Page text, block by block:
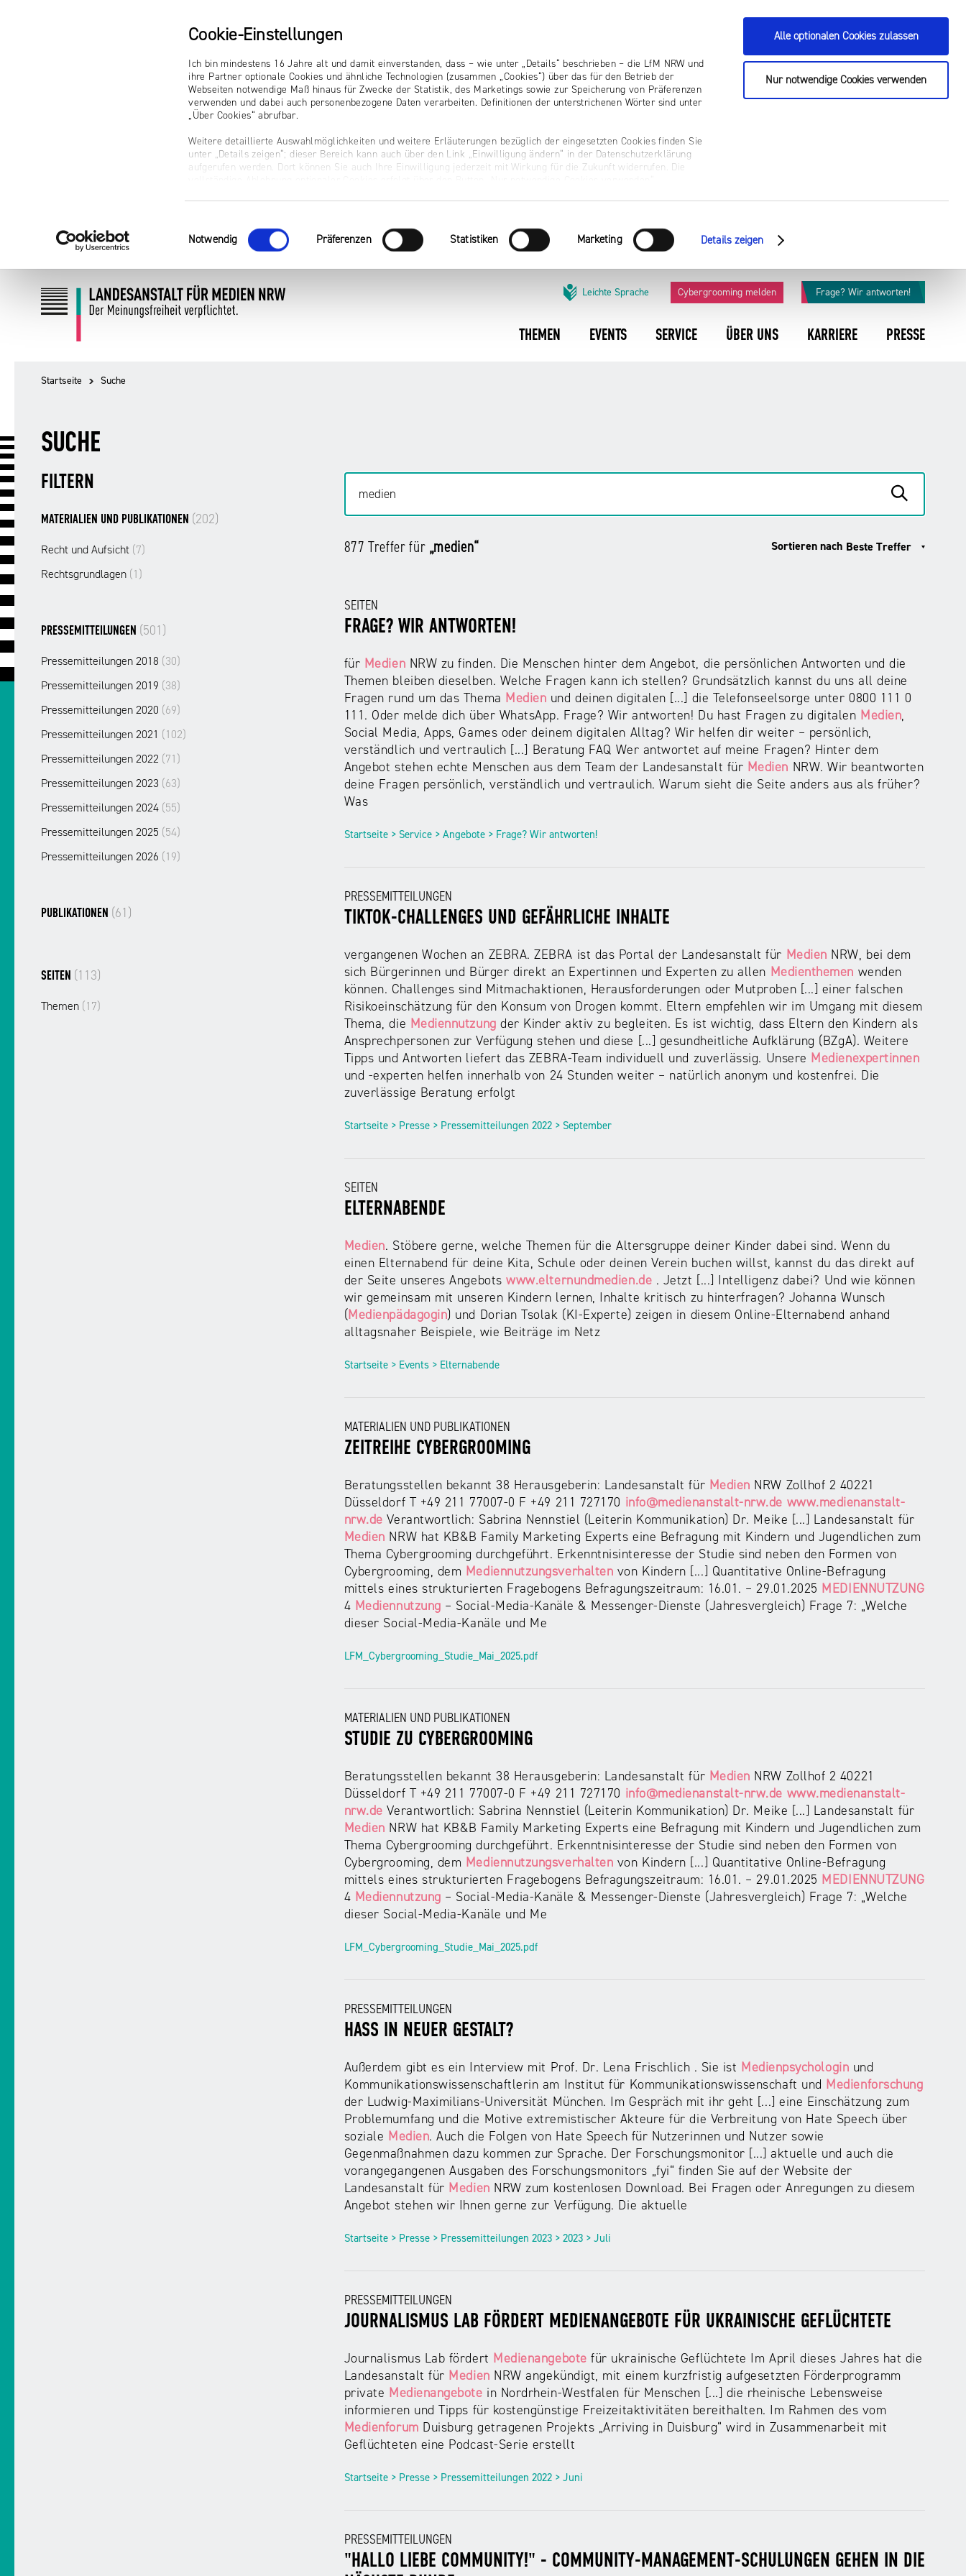
Cookie-Einstellungen
Ich bin mindestens 16 Jahre alt und damit einverstanden, dass – wie unter „Details“ beschrieben – die LfM NRW und
ihre Partner optionale Cookies und ähnliche Technologien (zusammen „Cookies“) über das für den Betrieb der
Webseiten notwendige Maß hinaus für Zwecke der Statistik, des Marketings sowie zur Speicherung von Präferenzen
verwenden und dabei auch personenbezogene Daten verarbeiten. Definitionen der unterstrichenen Wörter sind unter
„Über Cookies“ abrufbar.
Weitere detaillierte Auswahlmöglichkeiten und weitere Erläuterungen bezüglich der eingesetzten Cookies finden Sie
unter „Details zeigen“; dieser Bereich kann auch über den Link „Einwilligung ändern“ in der Datenschutzerklärung
aufgerufen werden. Dort können Sie auch Ihre Einwilligung jederzeit mit Wirkung für die Zukunft widerrufen. Die
Einwilligungsauswahl
Notwendig Präferenzen Statistiken Marketing Details zeigen
Alle optionalen Cookies zulassen
Nur notwendige Cookies verwenden
Inhalt
Navigation
Leichte Sprache Cybergrooming melden Frage? Wir antworten!
THEMEN EVENTS SERVICE ÜBER UNS KARRIERE PRESSE
Startseite Suche
SUCHE
FILTERN
MATERIALIEN UND PUBLIKATIONEN (202)
Recht und Aufsicht (7)
Rechtsgrundlagen (1)
PRESSEMITTEILUNGEN (501)
Pressemitteilungen 2018 (30)
Pressemitteilungen 2019 (38)
Pressemitteilungen 2020 (69)
Pressemitteilungen 2021 (102)
Pressemitteilungen 2022 (71)
Pressemitteilungen 2023 (63)
Pressemitteilungen 2024 (55)
Pressemitteilungen 2025 (54)
Pressemitteilungen 2026 (19)
PUBLIKATIONEN (61)
SEITEN (113)
Themen (17)
877 Treffer für „medien“ Sortieren nach Beste Treffer
SEITEN
FRAGE? WIR ANTWORTEN!
für Medien NRW zu finden. Die Menschen hinter dem Angebot, die persönlichen Antworten und die
Themen bleiben dieselben. Welche Fragen kann ich stellen? Grundsätzlich kannst du uns all deine
Fragen rund um das Thema Medien und deinen digitalen [...] die Telefonseelsorge unter 0800 111 0
111. Oder melde dich über WhatsApp. Frage? Wir antworten! Du hast Fragen zu digitalen Medien,
Social Media, Apps, Games oder deinem digitalen Alltag? Wir helfen dir weiter – persönlich,
verständlich und vertraulich [...] Beratung FAQ Wer antwortet auf meine Fragen? Hinter dem
Angebot stehen echte Menschen aus dem Team der Landesanstalt für Medien NRW. Wir beantworten
deine Fragen persönlich, verständlich und vertraulich. Warum sieht die Seite anders aus als früher?
Was
Startseite > Service > Angebote > Frage? Wir antworten!
PRESSEMITTEILUNGEN
TIKTOK-CHALLENGES UND GEFÄHRLICHE INHALTE
vergangenen Wochen an ZEBRA. ZEBRA ist das Portal der Landesanstalt für Medien NRW, bei dem
sich Bürgerinnen und Bürger direkt an Expertinnen und Experten zu allen Medienthemen wenden
können. Challenges sind Mitmachaktionen, Herausforderungen oder Mutproben [...] einer falschen
Risikoeinschätzung für den Konsum von Drogen kommt. Eltern empfehlen wir im Umgang mit diesem
Thema, die Mediennutzung der Kinder aktiv zu begleiten. Es ist wichtig, dass Eltern den Kindern als
Ansprechpersonen zur Verfügung stehen und diese [...] gesundheitliche Aufklärung (BZgA). Weitere
Tipps und Antworten liefert das ZEBRA-Team individuell und zuverlässig. Unsere Medienexpertinnen
und -experten helfen innerhalb von 24 Stunden weiter – natürlich anonym und kostenfrei. Die
zuverlässige Beratung erfolgt
Startseite > Presse > Pressemitteilungen 2022 > September
SEITEN
ELTERNABENDE
Medien. Stöbere gerne, welche Themen für die Altersgruppe deiner Kinder dabei sind. Wenn du
einen Elternabend für deine Kita, Schule oder deinen Verein buchen willst, kannst du das direkt auf
der Seite unseres Angebotswww.elternundmedien.de . Jetzt [...] Intelligenz dabei? Und wie können
wir gemeinsam mit unseren Kindern lernen, Inhalte kritisch zu hinterfragen? Johanna Wunsch
(Medienpädagogin) und Dorian Tsolak (KI-Experte) zeigen in diesem Online-Elternabend anhand
alltagsnaher Beispiele, wie Beiträge im Netz
Startseite > Events > Elternabende
MATERIALIEN UND PUBLIKATIONEN
ZEITREIHE CYBERGROOMING
Beratungsstellen bekannt 38 Herausgeberin: Landesanstalt für Medien NRW Zollhof 2 40221
Düsseldorf T +49 211 77007-0 F +49 211 727170 info@medienanstalt-nrw.de www.medienanstalt-
nrw.de Verantwortlich: Sabrina Nennstiel (Leiterin Kommunikation) Dr. Meike [...] Landesanstalt für
Medien NRW hat KB&B Family Marketing Experts eine Befragung mit Kindern und Jugendlichen zum
Thema Cybergrooming durchgeführt. Erkenntnisinteresse der Studie sind neben den Formen von
Cybergrooming, dem Mediennutzungsverhalten von Kindern [...] Quantitative Online-Befragung
mittels eines strukturierten Fragebogens Befragungszeitraum: 16.01. – 29.01.2025 MEDIENNUTZUNG
4 Mediennutzung – Social-Media-Kanäle & Messenger-Dienste (Jahresvergleich) Frage 7: „Welche
dieser Social-Media-Kanäle und Me
LFM_Cybergrooming_Studie_Mai_2025.pdf
MATERIALIEN UND PUBLIKATIONEN
STUDIE ZU CYBERGROOMING
Beratungsstellen bekannt 38 Herausgeberin: Landesanstalt für Medien NRW Zollhof 2 40221
Düsseldorf T +49 211 77007-0 F +49 211 727170 info@medienanstalt-nrw.de www.medienanstalt-
nrw.de Verantwortlich: Sabrina Nennstiel (Leiterin Kommunikation) Dr. Meike [...] Landesanstalt für
Medien NRW hat KB&B Family Marketing Experts eine Befragung mit Kindern und Jugendlichen zum
Thema Cybergrooming durchgeführt. Erkenntnisinteresse der Studie sind neben den Formen von
Cybergrooming, dem Mediennutzungsverhalten von Kindern [...] Quantitative Online-Befragung
mittels eines strukturierten Fragebogens Befragungszeitraum: 16.01. – 29.01.2025 MEDIENNUTZUNG
4 Mediennutzung – Social-Media-Kanäle & Messenger-Dienste (Jahresvergleich) Frage 7: „Welche
dieser Social-Media-Kanäle und Me
LFM_Cybergrooming_Studie_Mai_2025.pdf
PRESSEMITTEILUNGEN
HASS IN NEUER GESTALT?
Außerdem gibt es ein Interview mit Prof. Dr. Lena Frischlich . Sie ist Medienpsychologin und
Kommunikationswissenschaftlerin am Institut für Kommunikationswissenschaft und Medienforschung
der Ludwig-Maximilians-Universität München. Im Gespräch mit ihr geht [...] eine Einschätzung zum
Problemumfang und die Motive extremistischer Akteure für die Verbreitung von Hate Speech über
soziale Medien. Auch die Folgen von Hate Speech für Nutzerinnen und Nutzer sowie
Gegenmaßnahmen dazu kommen zur Sprache. Der Forschungsmonitor [...] aktuelle und auch die
vorangegangenen Ausgaben des Forschungsmonitors „fyi“ finden Sie auf der Website der
Landesanstalt für Medien NRW zum kostenlosen Download. Bei Fragen oder Anregungen zu diesem
Angebot stehen wir Ihnen gerne zur Verfügung. Die aktuelle
Startseite > Presse > Pressemitteilungen 2023 > 2023 > Juli
PRESSEMITTEILUNGEN
JOURNALISMUS LAB FÖRDERT MEDIENANGEBOTE FÜR UKRAINISCHE GEFLÜCHTETE
Journalismus Lab fördert Medienangebote für ukrainische Geflüchtete Im April dieses Jahres hat die
Landesanstalt für Medien NRW angekündigt, mit einem kurzfristig aufgesetzten Förderprogramm
private Medienangebote in Nordrhein-Westfalen für Menschen [...] die rheinische Lebensweise
informieren und Tipps für kostengünstige Freizeitaktivitäten bereithalten. Im Rahmen des vom
Medienforum Duisburg getragenen Projekts „Arriving in Duisburg“ wird in Zusammenarbeit mit
Geflüchteten eine Podcast-Serie erstellt
Startseite > Presse > Pressemitteilungen 2022 > Juni
PRESSEMITTEILUNGEN
"HALLO LIEBE COMMUNITY!" - COMMUNITY-MANAGEMENT-SCHULUNGEN GEHEN IN DIE